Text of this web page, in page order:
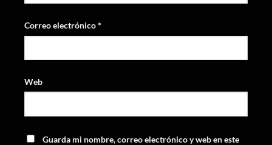
Correo electrónico*
Web
Guarda mi nombre, correo electrónico y web en este